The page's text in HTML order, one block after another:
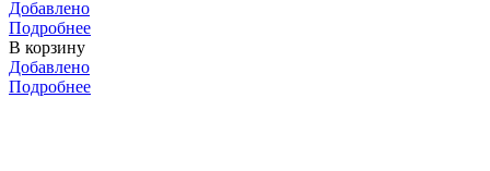
Добавлено
Подробнее
В корзину
Добавлено
Подробнее